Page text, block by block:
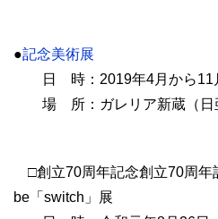
●記念美術展
日 時：2019年4月から11
場 所：ガレリア新蔵（日
□創立70周年記念創⽴70周
be「switch」展